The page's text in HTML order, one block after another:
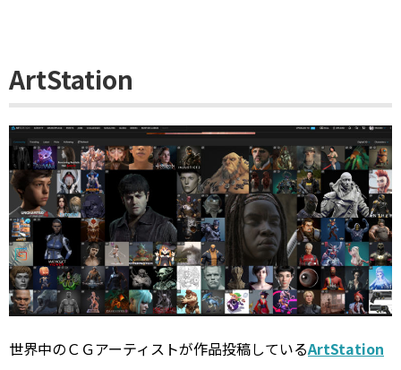
ArtStation
世界中のＣＧアーティストが作品投稿しているArtStation